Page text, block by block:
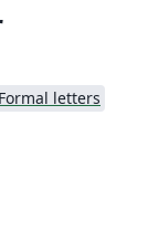
Formal letters